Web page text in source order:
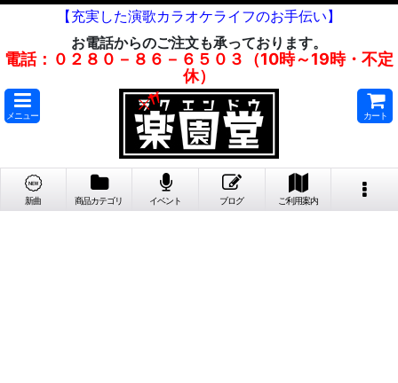
【充実した演歌カラオケライフのお手伝い】
お電話からのご注文も承っております。
電話：０２８０－８６－６５０３（10時～19時・不定
休）
メニュー カート
新曲 商品カテゴリ イベント ブログ ご利用案内